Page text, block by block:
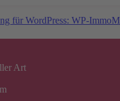
für WordPress: WP-
Art